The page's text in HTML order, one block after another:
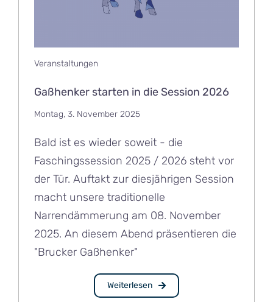
Veranstaltungen
Gaßhenker starten in die Session 2026
Montag, 3. November 2025
Bald ist es wieder soweit - die
Faschingssession 2025 / 2026 steht vor
der Tür. Auftakt zur diesjährigen Session
macht unsere traditionelle
Narrendämmerung am 08. November
2025. An diesem Abend präsentieren die
"Brucker Gaßhenker"
Weiterlesen